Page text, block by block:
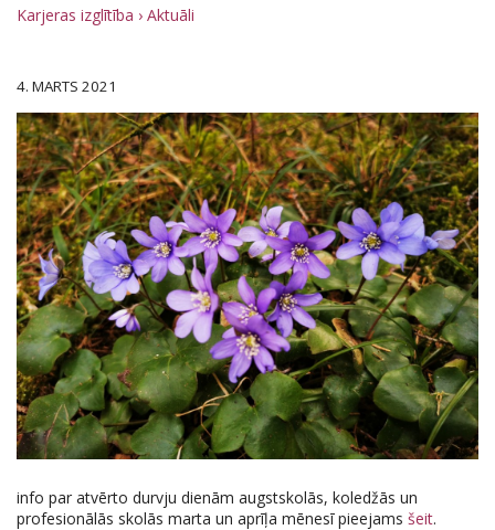
Karjeras izglītība › Aktuāli
4. MARTS 2021
info par atvērto durvju dienām augstskolās, koledžās un
profesionālās skolās marta un aprīļa mēnesī pieejams šeit.